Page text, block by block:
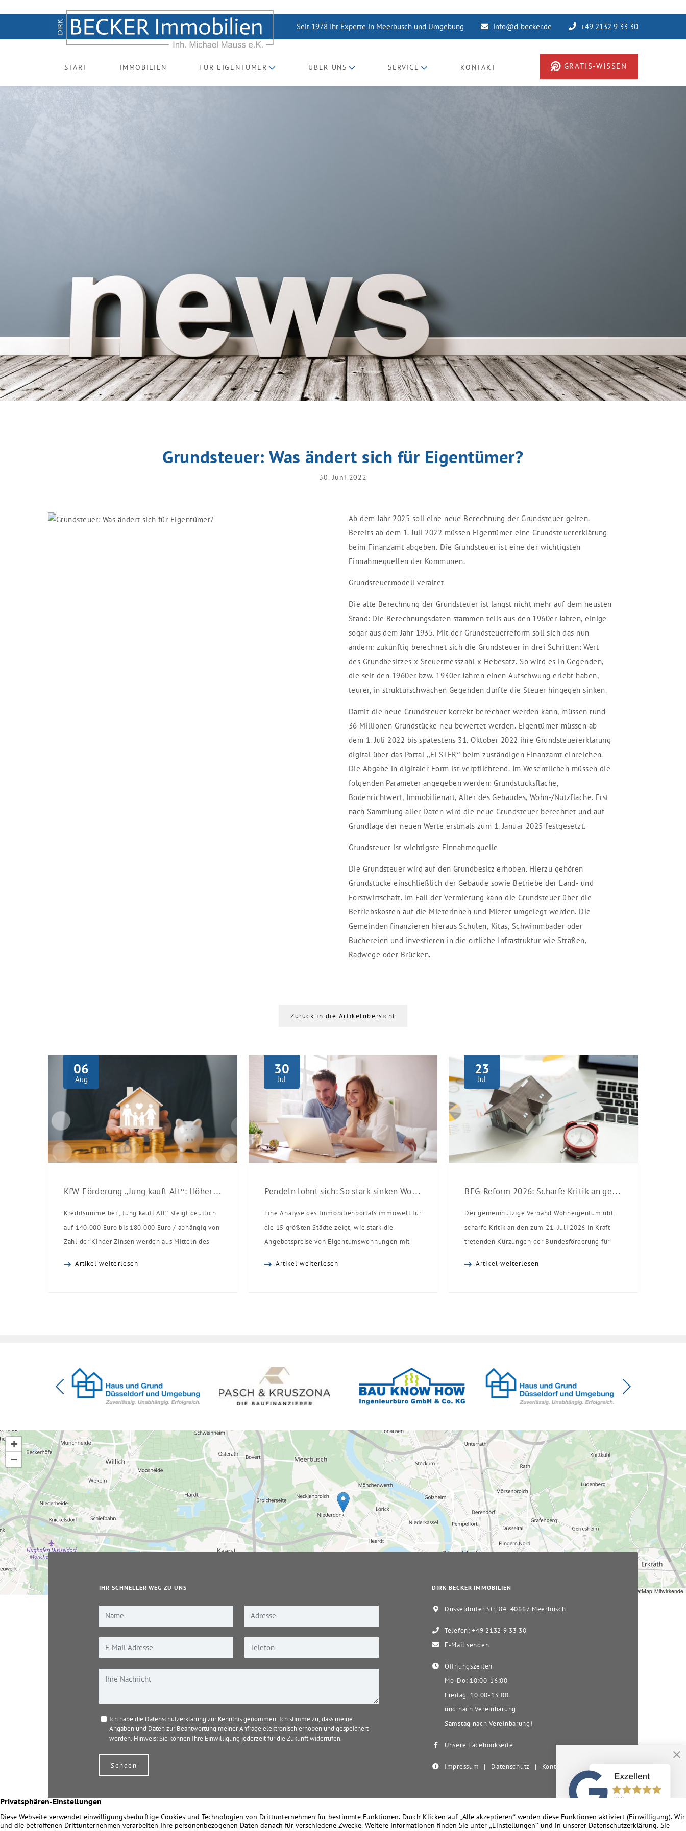
Seit 1978 Ihr Experte in Meerbusch und Umgebung info@d-becker.de +49 2132 9 33 30
START IMMOBILIEN FÜR EIGENTÜMER ÜBER UNS SERVICE KONTAKT GRATIS-WISSEN
Grundsteuer: Was ändert sich für Eigentümer?
30. Juni 2022
Ab dem Jahr 2025 soll eine neue Berechnung der Grundsteuer gelten.
Bereits ab dem 1. Juli 2022 müssen Eigentümer eine Grundsteuererklärung
beim Finanzamt abgeben. Die Grundsteuer ist eine der wichtigsten
Einnahmequellen der Kommunen.
Grundsteuermodell veraltet
Die alte Berechnung der Grundsteuer ist längst nicht mehr auf dem neusten
Stand: Die Berechnungsdaten stammen teils aus den 1960er Jahren, einige
sogar aus dem Jahr 1935. Mit der Grundsteuerreform soll sich das nun
ändern: zukünftig berechnet sich die Grundsteuer in drei Schritten: Wert
des Grundbesitzes x Steuermesszahl x Hebesatz. So wird es in Gegenden,
die seit den 1960er bzw. 1930er Jahren einen Aufschwung erlebt haben,
teurer, in strukturschwachen Gegenden dürfte die Steuer hingegen sinken.
Damit die neue Grundsteuer korrekt berechnet werden kann, müssen rund
36 Millionen Grundstücke neu bewertet werden. Eigentümer müssen ab
dem 1. Juli 2022 bis spätestens 31. Oktober 2022 ihre Grundsteuererklärung
digital über das Portal „ELSTER“ beim zuständigen Finanzamt einreichen.
Die Abgabe in digitaler Form ist verpflichtend. Im Wesentlichen müssen die
folgenden Parameter angegeben werden: Grundstücksfläche,
Bodenrichtwert, Immobilienart, Alter des Gebäudes, Wohn-/Nutzfläche. Erst
nach Sammlung aller Daten wird die neue Grundsteuer berechnet und auf
Grundlage der neuen Werte erstmals zum 1. Januar 2025 festgesetzt.
Grundsteuer ist wichtigste Einnahmequelle
Die Grundsteuer wird auf den Grundbesitz erhoben. Hierzu gehören
Grundstücke einschließlich der Gebäude sowie Betriebe der Land- und
Forstwirtschaft. Im Fall der Vermietung kann die Grundsteuer über die
Betriebskosten auf die Mieterinnen und Mieter umgelegt werden. Die
Gemeinden finanzieren hieraus Schulen, Kitas, Schwimmbäder oder
Büchereien und investieren in die örtliche Infrastruktur wie Straßen,
Radwege oder Brücken.
Zurück in die Artikelübersicht
06
Aug
KfW-Förderung „Jung kauft Alt“: Höhere Kredite ab August 2026
Kreditsumme bei „Jung kauft Alt“ steigt deutlich
auf 140.000 Euro bis 180.000 Euro / abhängig von
Zahl der Kinder Zinsen werden aus Mitteln des
Artikel weiterlesen
30
Jul
Pendeln lohnt sich: So stark sinken Wohnungspreise im Umland
Eine Analyse des Immobilienportals immowelt für
die 15 größten Städte zeigt, wie stark die
Angebotspreise von Eigentumswohnungen mit
Artikel weiterlesen
23
Jul
BEG-Reform 2026: Scharfe Kritik an gekürzten Sanierungsförderungen
Der gemeinnützige Verband Wohneigentum übt
scharfe Kritik an den zum 21. Juli 2026 in Kraft
tretenden Kürzungen der Bundesförderung für
Artikel weiterlesen
+
−
© OpenStreetMap-Mitwirkende
IHR SCHNELLER WEG ZU UNS
Ich habe die Datenschutzerklärung zur Kenntnis genommen. Ich stimme zu, dass meine
Angaben und Daten zur Beantwortung meiner Anfrage elektronisch erhoben und gespeichert
werden. Hinweis: Sie können Ihre Einwilligung jederzeit für die Zukunft widerrufen.
DIRK BECKER IMMOBILIEN
Düsseldorfer Str. 84, 40667 Meerbusch
Telefon: +49 2132 9 33 30
E-Mail senden
Öffnungszeiten
Mo-Do: 10:00-16:00
Freitag: 10:00-13:00
und nach Vereinbarung
Samstag nach Vereinbarung!
Unsere Facebookseite
Impressum | Datenschutz | Kontakt